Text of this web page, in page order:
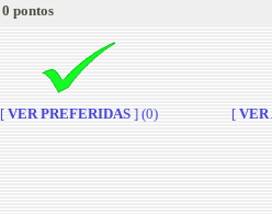
0 pontos
[VER PREFERIDAS ] (0) [ VER